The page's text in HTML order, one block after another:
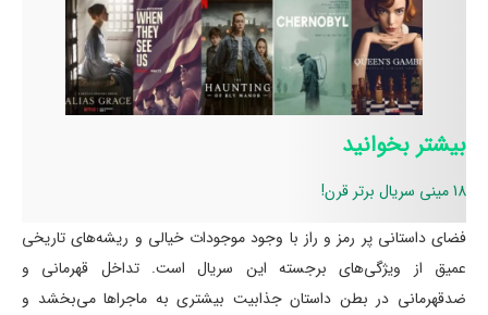
بیشتر بخوانید
18 مینی سریال برتر قرن!
فضای داستانی پر رمز و راز با وجود موجودات خیالی و ریشه‌های تاریخی
عمیق از ویژگی‌های برجسته این سریال است. تداخل قهرمانی و
ضدقهرمانی در بطن داستان جذابیت بیشتری به ماجراها می‌بخشد و